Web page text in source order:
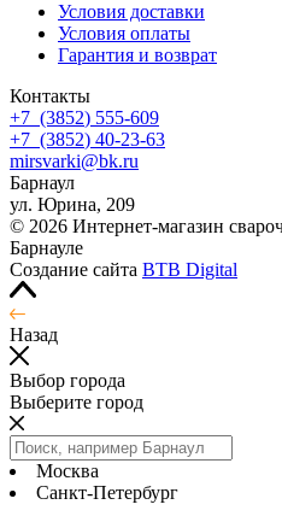
Условия доставки
Условия оплаты
Гарантия и возврат
Контакты
+7 (3852) 555-609
+7 (3852) 40-23-63
mirsvarki@bk.ru
Барнаул
ул. Юрина, 209
© 2026 Интернет-магазин
Барнауле
Создание сайта BTB Digital
Назад
Выбор города
Выберите город
Москва
Санкт-Петербург